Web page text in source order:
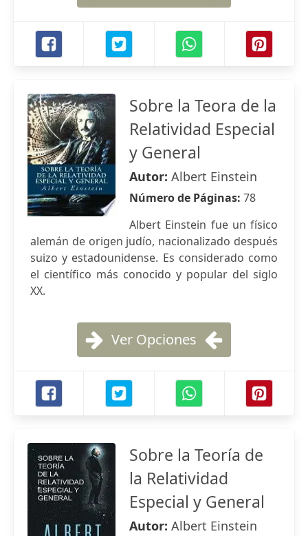
Sobre la Teora de la
Relatividad Especial
y General
Autor: Albert Einstein
Número de Páginas: 78
Albert Einstein fue un físico
alemán de origen judío, nacionalizado después
suizo y estadounidense. Es considerado como
el científico más conocido y popular del siglo
XX.
Ver Opciones
Sobre la Teoría de
la Relatividad
Especial y General
Autor: Albert Einstein